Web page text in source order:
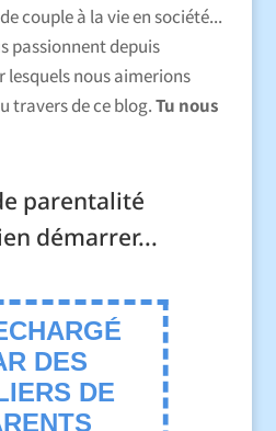
couple à la vie en société...
passionnent depuis
lesquels nous aimerions
travers de ce blog.Tu nous
parentalité
démarrer...